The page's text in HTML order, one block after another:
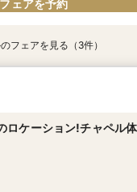
フェアを予約
ふたりにオススメ初級
族婚】碧の絶景と美食
フェアを見る（3件）
ロケーション!チャペル